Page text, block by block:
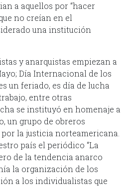
a aquellos por “hacer
no creían en el
una institución
y anarquistas empiezan a
Día Internacional de los
un feriado, es día de lucha
entre otras
se instituyó en homenaje a
un grupo de obreros
la justicia norteamericana.
país el periódico “La
de la tendencia anarco
la organización de los
a los individualistas que